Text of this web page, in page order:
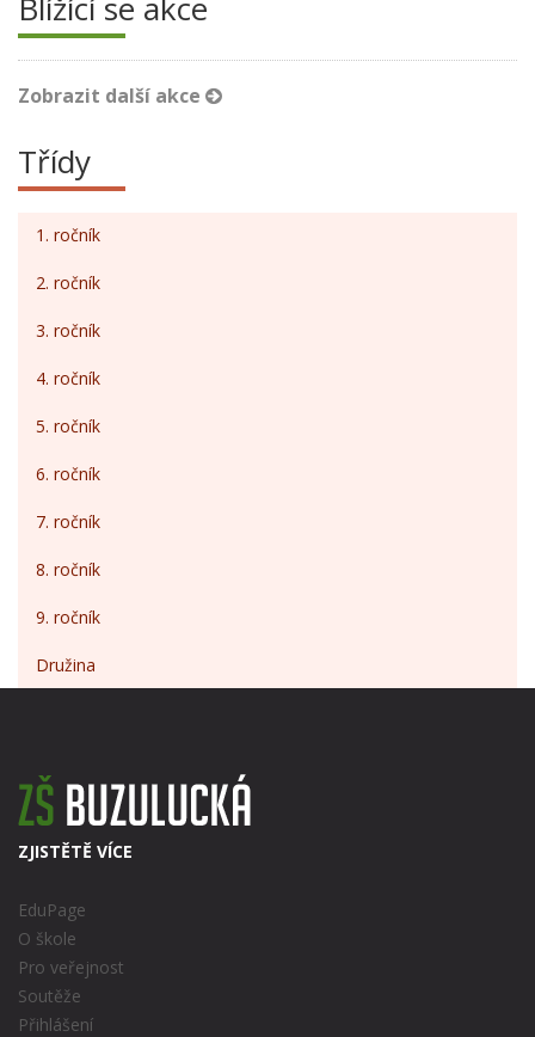
Zobrazit další akce
Třídy
1. ročník
2. ročník
3. ročník
4. ročník
5. ročník
6. ročník
7. ročník
8. ročník
9. ročník
Družina
ZJISTĚTĚ VÍCE
EduPage
O škole
Pro veřejnost
Soutěže
Přihlášení